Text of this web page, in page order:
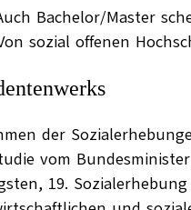
Bachelor/Master
sozial offenen
der
vom
19.